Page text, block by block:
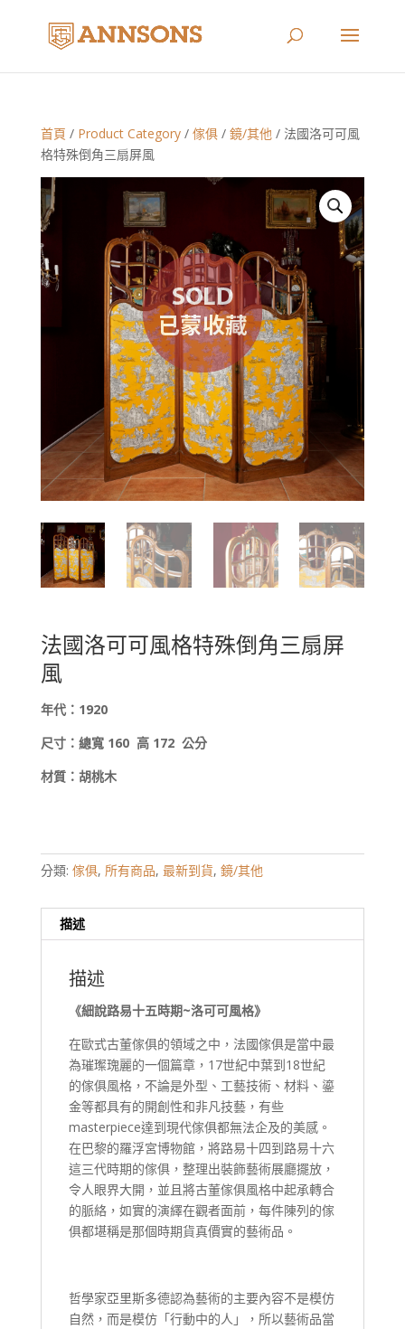
首頁 / Product Category/ 傢俱/ 鏡/其他/ 法國洛可可風
格特殊倒角三扇屏風
法國洛可可風格特殊倒角三扇屏
風
年代： 1920
尺寸：總寬 160 高 172 公分
材質：胡桃木
分類: 傢俱, 所有商品, 最新到貨, 鏡/其他
描述
描述
《細說路易十五時期~洛可可風格》
在歐式古董傢俱的領域之中，法國傢俱是當中最
為璀璨瑰麗的一個篇章，17世紀中葉到18世紀
的傢俱風格，不論是外型、工藝技術、材料、鎏
金等都具有的開創性和非凡技藝，有些
masterpiece達到現代傢俱都無法企及的美感。
在巴黎的羅浮宮博物館，將路易十四到路易十六
這三代時期的傢俱，整理出裝飾藝術展廳擺放，
令人眼界大開，並且將古董傢俱風格中起承轉合
的脈絡，如實的演繹在觀者面前，每件陳列的傢
俱都堪稱是那個時期貨真價實的藝術品。
哲學家亞里斯多德認為藝術的主要內容不是模仿
自然，而是模仿「行動中的人」，所以藝術品當